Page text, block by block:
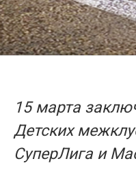
15 марта
Детских
СуперЛига и